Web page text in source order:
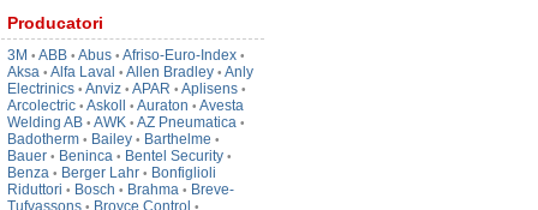
Producatori
3M • ABB • Abus • Afriso-Euro-Index •
Aksa • Alfa Laval • Allen Bradley • Anly
Electrinics • Anviz • APAR • Aplisens •
Arcolectric • Askoll • Auraton • Avesta
Welding AB • AWK • AZ Pneumatica •
Badotherm • Bailey • Barthelme •
Bauer • Beninca • Bentel Security •
Benza • Berger Lahr • Bonfiglioli
Riduttori • Bosch • Brahma • Breve-
Tufvassons • Broyce Control •